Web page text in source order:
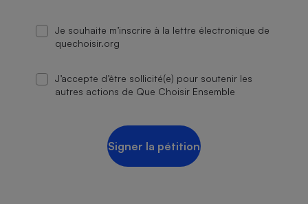
Je souhaite m’inscrire à la lettre électronique de
quechoisir.org
J’accepte d’être sollicité(e) pour soutenir les
autres actions de Que Choisir Ensemble
Signer la pétition